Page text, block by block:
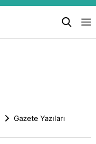
Gazete Yazıları